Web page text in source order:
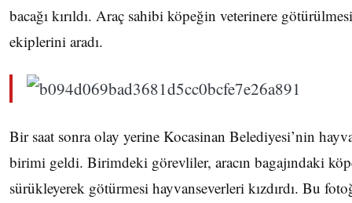
bacağı kırıldı. Araç sahibi köpeğin veterinere
ekiplerini aradı.
Bir saat sonra olay yerine Kocasinan Belediyesi’nin
birimi geldi. Birimdeki görevliler, aracın bagajındaki
sürükleyerek götürmesi hayvanseverleri kızdırdı. Bu